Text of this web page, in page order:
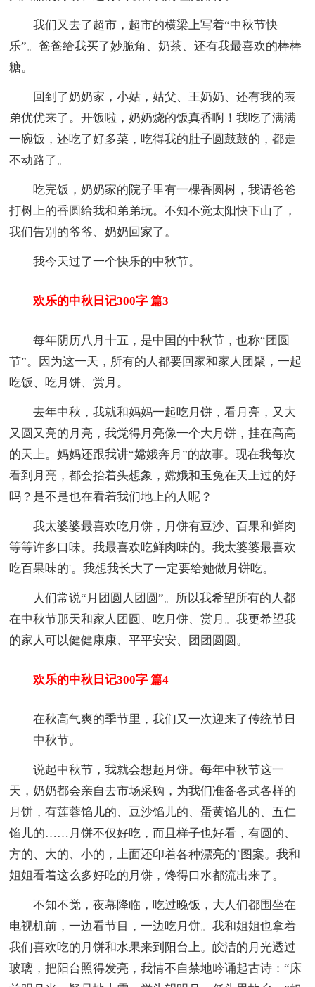
我们又去了超市，超市的横梁上写着“中秋节快
乐”。爸爸给我买了妙脆角、奶茶、还有我最喜欢的棒棒
糖。
回到了奶奶家，小姑，姑父、王奶奶、还有我的表
弟优优来了。开饭啦，奶奶烧的饭真香啊！我吃了满满
一碗饭，还吃了好多菜，吃得我的肚子圆鼓鼓的，都走
不动路了。
吃完饭，奶奶家的院子里有一棵香圆树，我请爸爸
打树上的香圆给我和弟弟玩。不知不觉太阳快下山了，
我们告别的爷爷、奶奶回家了。
我今天过了一个快乐的中秋节。
欢乐的中秋日记300字 篇3
每年阴历八月十五，是中国的中秋节，也称“团圆
节”。因为这一天，所有的人都要回家和家人团聚，一起
吃饭、吃月饼、赏月。
去年中秋，我就和妈妈一起吃月饼，看月亮，又大
又圆又亮的月亮，我觉得月亮像一个大月饼，挂在高高
的天上。妈妈还跟我讲“嫦娥奔月”的故事。现在我每次
看到月亮，都会抬着头想象，嫦娥和玉兔在天上过的好
吗？是不是也在看着我们地上的人呢？
我太婆婆最喜欢吃月饼，月饼有豆沙、百果和鲜肉
等等许多口味。我最喜欢吃鲜肉味的。我太婆婆最喜欢
吃百果味的'。我想我长大了一定要给她做月饼吃。
人们常说“月团圆人团圆”。所以我希望所有的人都
在中秋节那天和家人团圆、吃月饼、赏月。我更希望我
的家人可以健健康康、平平安安、团团圆圆。
欢乐的中秋日记300字 篇4
在秋高气爽的季节里，我们又一次迎来了传统节日
——中秋节。
说起中秋节，我就会想起月饼。每年中秋节这一
天，奶奶都会亲自去市场采购，为我们准备各式各样的
月饼，有莲蓉馅儿的、豆沙馅儿的、蛋黄馅儿的、五仁
馅儿的……月饼不仅好吃，而且样子也好看，有圆的、
方的、大的、小的，上面还印着各种漂亮的`图案。我和
姐姐看着这么多好吃的月饼，馋得口水都流出来了。
不知不觉，夜幕降临，吃过晚饭，大人们都围坐在
电视机前，一边看节目，一边吃月饼。我和姐姐也拿着
我们喜欢吃的月饼和水果来到阳台上。皎洁的月光透过
玻璃，把阳台照得发亮，我情不自禁地吟诵起古诗：“床